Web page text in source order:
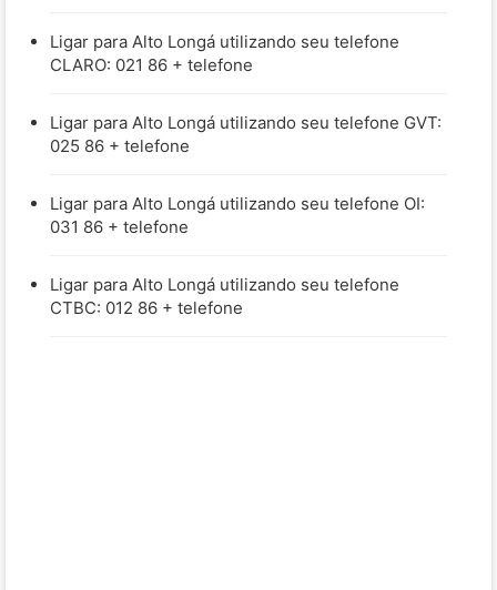
Ligar para Alto Longá utilizando seu telefone
CLARO: 021 86 + telefone
Ligar para Alto Longá utilizando seu telefone GVT:
025 86 + telefone
Ligar para Alto Longá utilizando seu telefone OI:
031 86 + telefone
Ligar para Alto Longá utilizando seu telefone
CTBC: 012 86 + telefone